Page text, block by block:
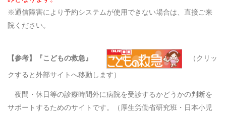
※通信障害により予約システムが使用できない場合は、直接ご来
院ください。
【参考】『こどもの救急』 （クリッ
クすると外部サイトへ移動します）
夜間・休日等の診療時間外に病院を受診するかどうかの判断を
サポートするためのサイトです。（厚生労働省研究班・日本小児